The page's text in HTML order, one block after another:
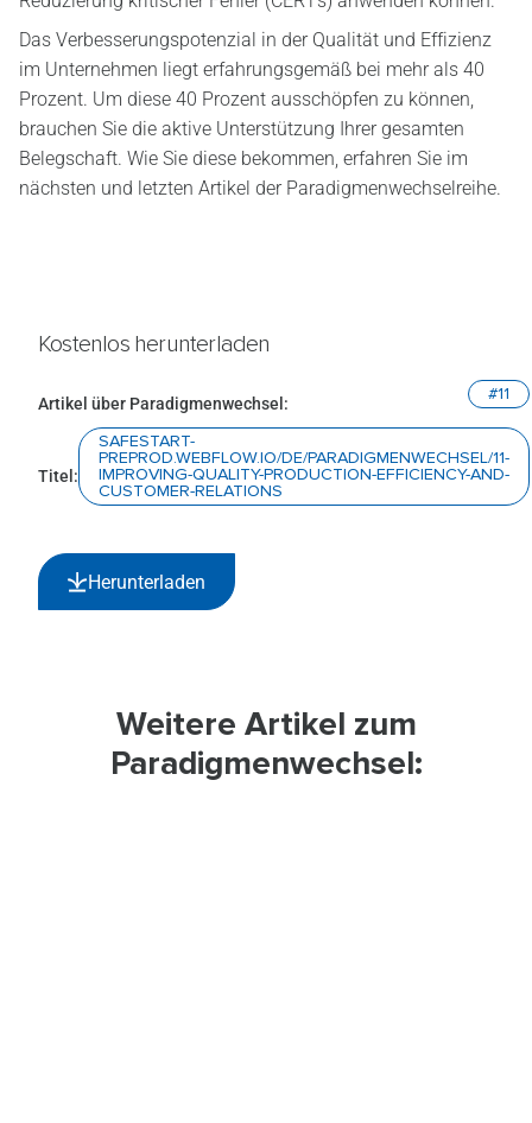
Das Verbesserungspotenzial in der Qualität und Effizienz
im Unternehmen liegt erfahrungsgemäß bei mehr als 40
Prozent. Um diese 40 Prozent ausschöpfen zu können,
brauchen Sie die aktive Unterstützung Ihrer gesamten
Belegschaft. Wie Sie diese bekommen, erfahren Sie im
nächsten und letzten Artikel der Paradigmenwechselreihe.
Kostenlos herunterladen
Artikel über Paradigmenwechsel: #11
Titel:
SAFESTART-
PREPROD.WEBFLOW.IO/DE/PARADIGMENWECHSEL/11-
IMPROVING-QUALITY-PRODUCTION-EFFICIENCY-AND-
CUSTOMER-RELATIONS
Herunterladen
Weitere Artikel zum
Paradigmenwechsel: